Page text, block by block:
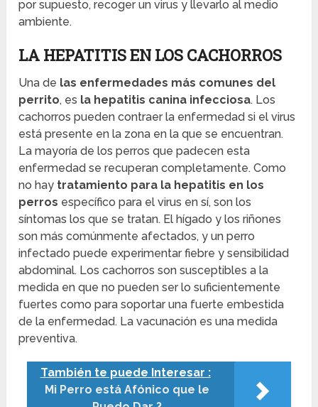
por supuesto, recoger un virus y llevarlo al medio
ambiente.
LA HEPATITIS EN LOS CACHORROS
Una de las enfermedades más comunes del
perrito, es la hepatitis canina infecciosa. Los
cachorros pueden contraer la enfermedad si el virus
está presente en la zona en la que se encuentran.
La mayoría de los perros que padecen esta
enfermedad se recuperan completamente. Como
no hay tratamiento para la hepatitis en los
perros específico para el virus en sí, son los
síntomas los que se tratan. El hígado y los riñones
son más comúnmente afectados, y un perro
infectado puede experimentar fiebre y sensibilidad
abdominal. Los cachorros son susceptibles a la
medida en que no pueden ser lo suficientemente
fuertes como para soportar una fuerte embestida
de la enfermedad. La vacunación es una medida
preventiva.
También te puede Interesar :
Mi Perro está Afónico que le